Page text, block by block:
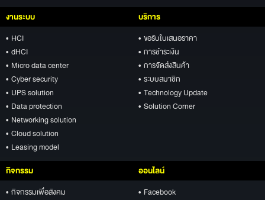
งานระบบ
• HCI
• dHCI
• Micro data center
• Cyber security
• UPS solution
• Data protection
• Networking solution
• Cloud solution
• Leasing model
บริการ
• ขอรับใบเสนอราคา
• การชำระเงิน
• การจัดส่งสินค้า
• ระบบสมาชิก
• Technology Update
• Solution Corner
กิจกรรม
• กิจกรรมเพื่อสังคม
ออนไลน์
• Facebook